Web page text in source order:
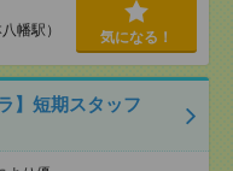
幡駅） 気になる！
】短期スタッフ